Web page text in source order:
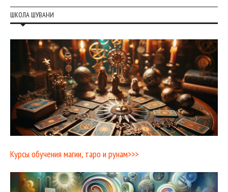
ШКОЛА ШУВАНИ
Курсы обучения магии, таро и рунам>>>